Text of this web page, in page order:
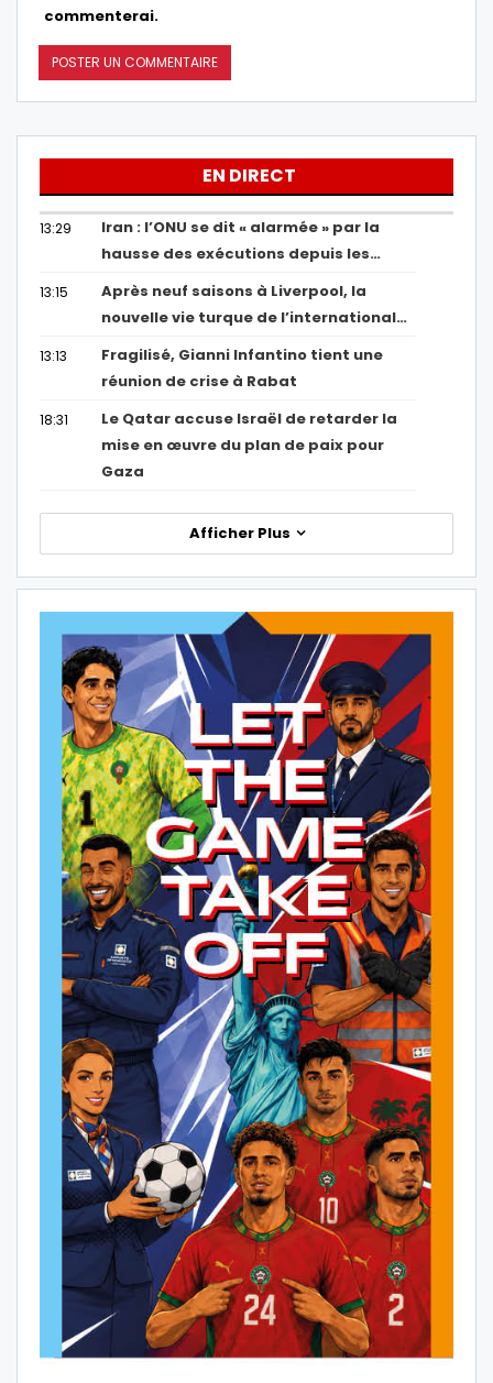
commenterai.
EN DIRECT
13:29
Iran : l’ONU se dit « alarmée » par la
hausse des exécutions depuis les…
13:15
Après neuf saisons à Liverpool, la
nouvelle vie turque de l’international…
13:13
Fragilisé, Gianni Infantino tient une
réunion de crise à Rabat
18:31
Le Qatar accuse Israël de retarder la
mise en œuvre du plan de paix pour
Gaza
Afficher Plus